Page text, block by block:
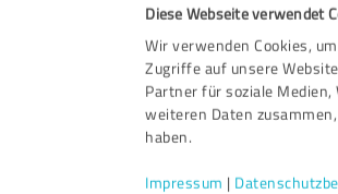
Diese Webseite verwendet
Wir verwenden Cookies,
Zugriffe auf unsere
Partner für soziale
weiteren Daten
haben.
Impressum |
Onafhankelijke
ProvenExpert is
beoordelingen - hun
worden beïnvloed